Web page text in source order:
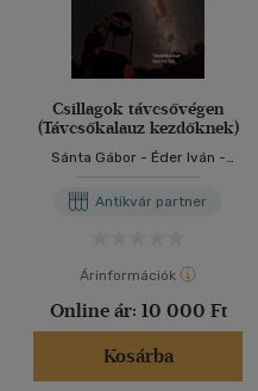
Csillagok távcsővégen
(Távcsőkalauz kezdőknek)
Sánta Gábor - Éder Iván -
Antikvár partner
Árinformációk
Online ár: 10 000 Ft
Kosárba